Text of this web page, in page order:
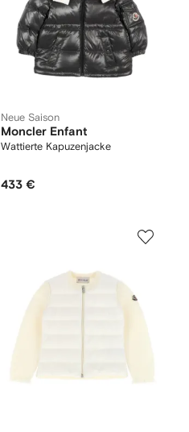
Neue Saison
Moncler Enfant
Wattierte Kapuzenjacke
433 €